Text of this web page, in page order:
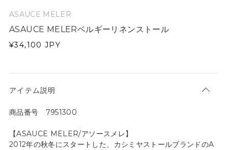
ASAUCE MELER
ASAUCE MELERベルギーリネンストール
¥34,100 JPY
アイテム説明
商品番号 7951300
【ASAUCE MELER/アソースメレ】
2012年の秋冬にスタートした、カシミヤストールブランドのA